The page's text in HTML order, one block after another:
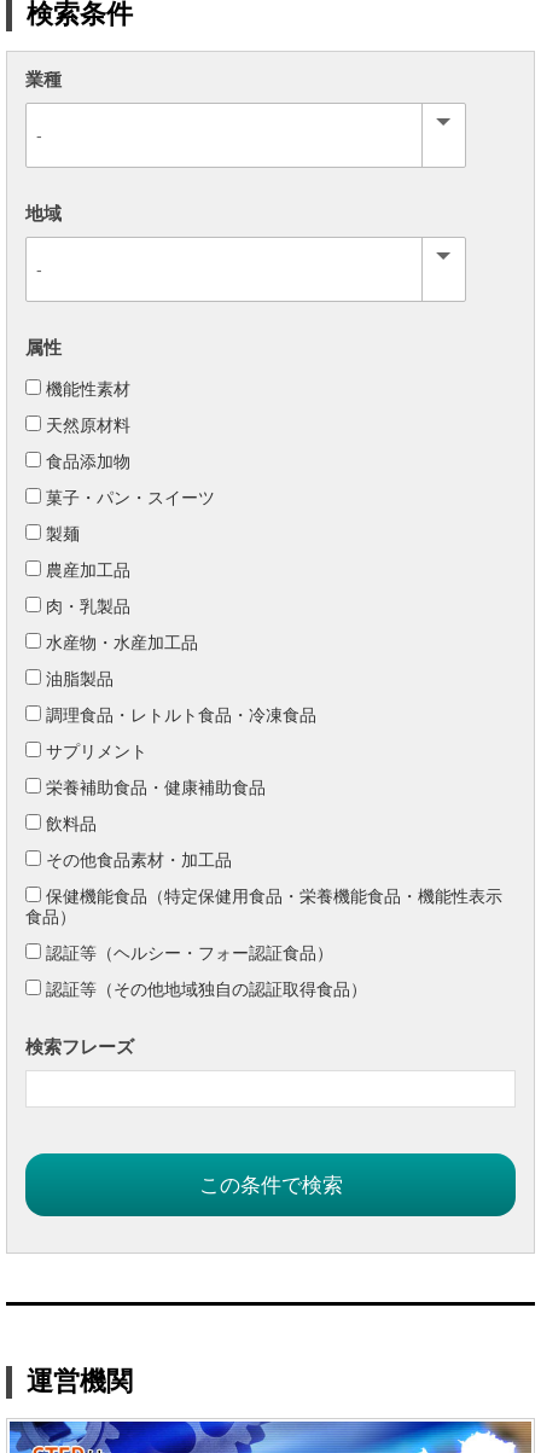
検索条件
業種
地域
属性
機能性素材
天然原材料
食品添加物
菓子・パン・スイーツ
製麺
農産加工品
肉・乳製品
水産物・水産加工品
油脂製品
調理食品・レトルト食品・冷凍食品
サプリメント
栄養補助食品・健康補助食品
飲料品
その他食品素材・加工品
保健機能食品（特定保健用食品・栄養機能食品・機能性表示
食品）
認証等（ヘルシー・フォー認証食品）
認証等（その他地域独自の認証取得食品）
検索フレーズ
運営機関